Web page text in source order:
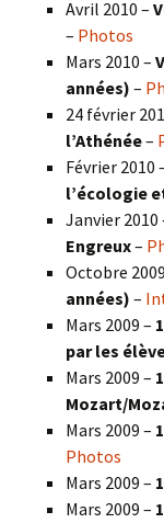
Avril 2010 –
– Photos
Mars 2010 –
années) –
24 février
l’Athénée–
Février 2010
l’écologie
Janvier 2010
Engreux–
Octobre
années) –
Mars 2009 –
par les
Mars 2009 –
Mozart/
Mars 2009 –
Photos
Mars 2009 –
Mars 2009 –